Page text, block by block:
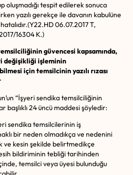
oluşmadığı tespit edilerek sonuca
yazılı gerekçe ile davanın kabulüne
06.07.2017 T,
16304 K.)
güvencesi kapsamında,
değişikliği işleminin
için temsilcinin yazılı rızası
“İşyeri sendika temsilciliğinin
başlıklı 24 üncü maddesi şöyledir:
sendika temsilcilerinin iş
bir neden olmadıkça ve nedenini
ve kesin şekilde belirtmedikçe
bildiriminin tebliği tarihinden
temsilci veya üyesi bulunduğu